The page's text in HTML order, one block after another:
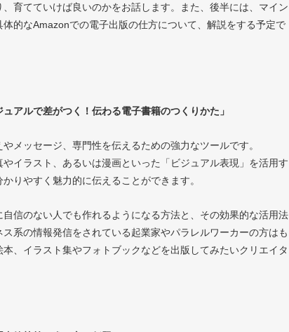
育てていけば良いのかをお話します。また、後半には、マイン
体的なAmazonでの電子出版の仕方について、解説をする予定で
ュアルで差がつく！伝わる電子書籍のつくりかた」
メッセージ、専門性を伝えるための強力なツールです。
イラスト、あるいは漫画といった「ビジュアル表現」を活用す
りやすく魅力的に伝えることができます。
信のない人でも作れるようになる方法と、その効果的な活用法
系の情報発信をされている起業家やパラレルワーカーの方はも
、イラスト集やフォトブックなどを出版してみたいクリエイタ